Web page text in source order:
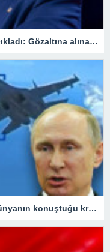
Trump sosyal medya hesabından açıkladı: Gözaltına alınacağım
Rusya buldu, ABD’yi korku sardı! Dünyanın konuştuğu krizde kilit ülke Türkiye oldu